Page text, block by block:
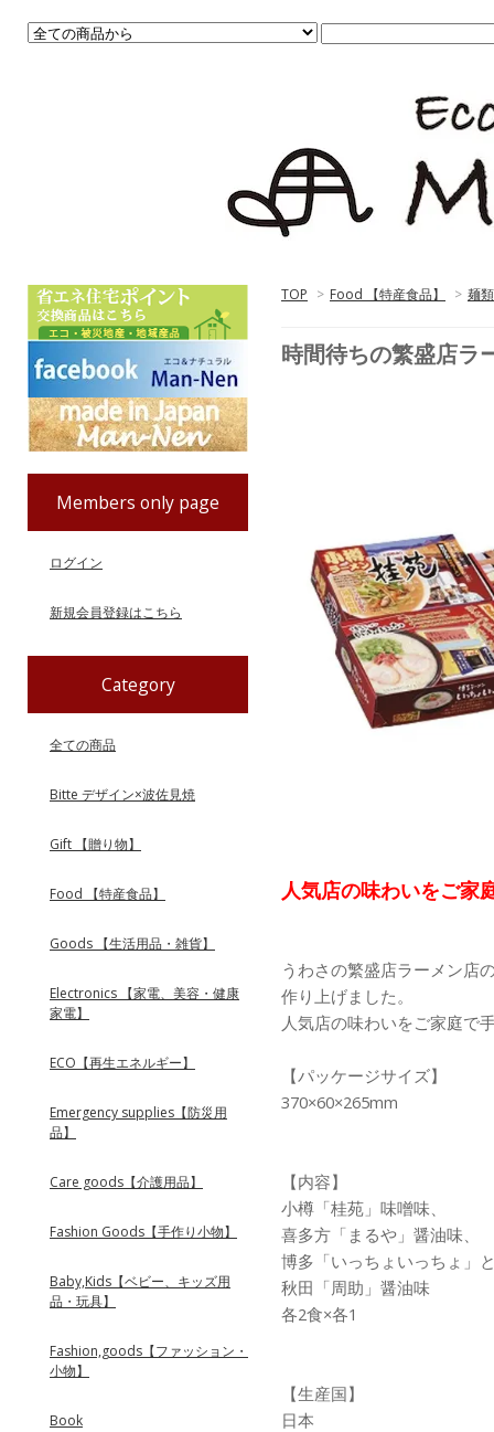
TOP > Food 【特産食品】 > 麺類
時間待ちの繁盛店ラ
人気店の味わいをご家
うわさの繁盛店ラーメン店
作り上げました。
人気店の味わいをご家庭で
【パッケージサイズ】
370×60×265mm
【内容】
小樽「桂苑」味噌味、
喜多方「まるや」醤油味、
博多「いっちょいっちょ」
秋田「周助」醤油味
各2食×各1
【生産国】
日本
Members only page
ログイン
新規会員登録はこちら
Category
全ての商品
Bitte デザイン×波佐見焼
Gift 【贈り物】
Food 【特産食品】
Goods 【生活用品・雑貨】
Electronics 【家電、美容・健康
家電】
ECO【再生エネルギー】
Emergency supplies【防災用
品】
Care goods【介護用品】
Fashion Goods【手作り小物】
Baby,Kids【ベビー、キッズ用
品・玩具】
Fashion,goods【ファッション・
小物】
Book